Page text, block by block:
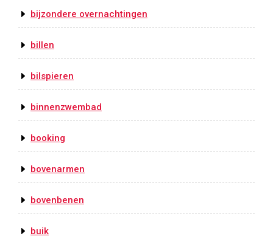
bijzondere overnachtingen
billen
bilspieren
binnenzwembad
booking
bovenarmen
bovenbenen
buik